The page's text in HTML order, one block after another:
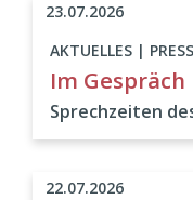
AKTUELLES |
Im
Sprechzeiten
23.07.2026
22.07.2026